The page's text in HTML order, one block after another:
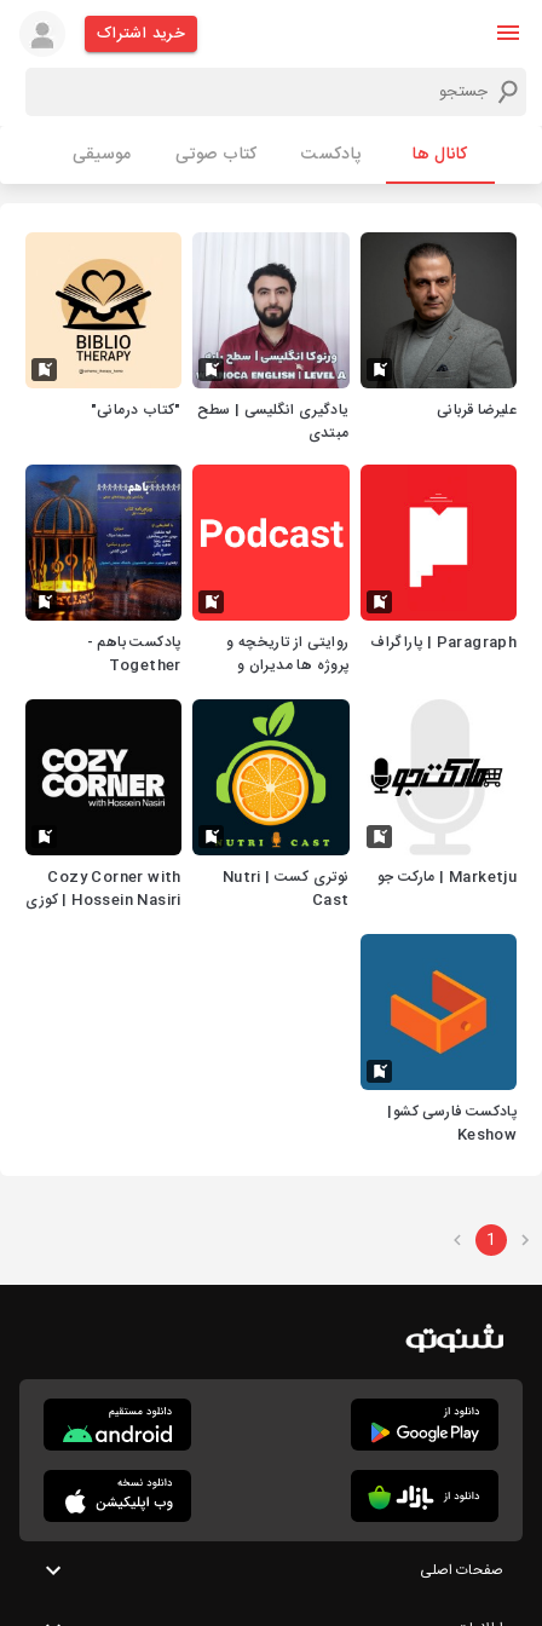
خرید اشتراک
کانال ها پادکست کتاب صوتی موسیقی
علیرضا قربانی
یادگیری انگلیسی | سطح
مبتدی
"کتاب درمانی"
Paragraph | پاراگراف
روایتی از تاریخچه و
پروژه ها مدیران و
پادکست باهم -
Together
Marketju | مارکت جو
نوتری کست | Nutri
Cast
Cozy Corner with
Hossein Nasiri | کوزی
پادکست فارسی کشو|
Keshow
1
صفحات اصلی